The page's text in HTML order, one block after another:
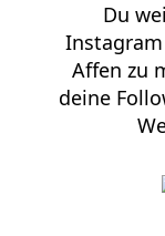
Du
Affen zu
deine